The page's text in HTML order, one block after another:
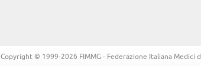
Copyright © 1999-2026 FIMMG - Federazione Italiana Medici